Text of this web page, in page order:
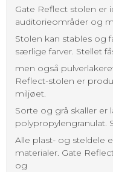
Gate Reflect stolen er
auditorieområder og
Stolen kan stables og
særlige farver. Stellet
men også
Reflect-stolen er
miljøet.
Sorte og grå skaller er
polypropylengranulat.
Alle plast- og steldele
materialer. Gate
og